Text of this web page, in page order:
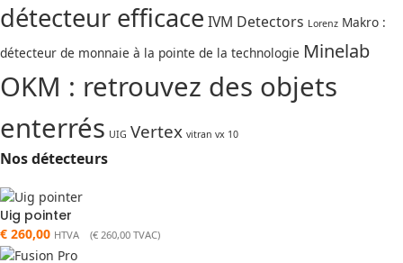
détecteur efficace IVM Detectors Lorenz Makro :
détecteur de monnaie à la pointe de la technologie Minelab
OKM : retrouvez des objets
enterrés UIG Vertex vitran vx 10
Nos détecteurs
Uig pointer
€ 260,00 HTVA (€ 260,00 TVAC)